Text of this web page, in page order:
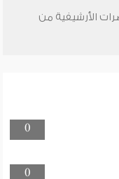
الأرشيفية من
0
0